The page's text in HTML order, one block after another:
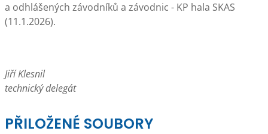
a odhlášených závodníků a závodnic - KP hala SKAS
(11.1.2026).
Jiří Klesnil
technický delegát
PŘILOŽENÉ SOUBORY